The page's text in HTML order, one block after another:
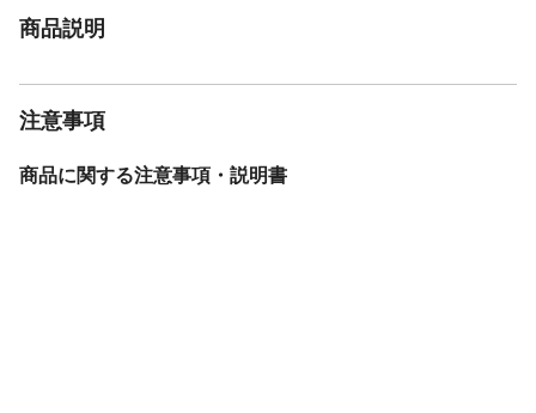
商品説明
注意事項
商品に関する注意事項・説明書